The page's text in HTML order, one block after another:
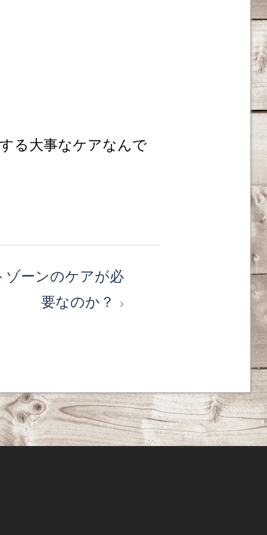
る大事なケアなんで
ゾーンのケアが必
要なのか？